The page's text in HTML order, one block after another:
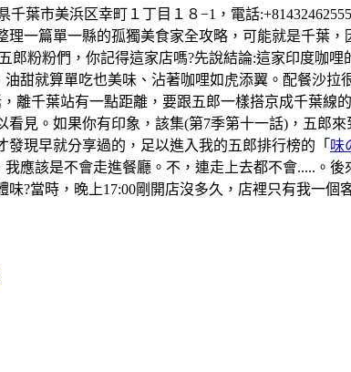
葉市美浜区幸町１丁目１８−1，電話
一篇單一縣的孤獨美食家全攻略，可能就是千葉
郎粉粉們，你記得這家店嗎?先說結論:這家印度咖
甜就算單吃也美味、沾著咖哩如虎添翼。配餐沙
離千葉站有一點距離，要跟五郎一樣搭京成千葉
見。如果你有印象，該集(第7季第十一話)，五郎
現早就分享過的，足以進入我的五郎排行榜的「 味
應該是不會走進餐廳。不，連走上去都不會.....。
?當時，晚上17:00剛開店沒多久，店裡只有我一